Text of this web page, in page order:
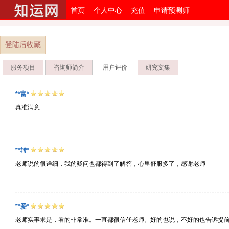
首页 个人中心 充值 申请预测师
登陆后收藏
服务项目 咨询师简介 用户评价 研究文集
**富*
真准满意
**转*
老师说的很详细，我的疑问也都得到了解答，心里舒服多了，感谢老师
**爱*
老师实事求是，看的非常准。一直都很信任老师。好的也说，不好的也告诉提